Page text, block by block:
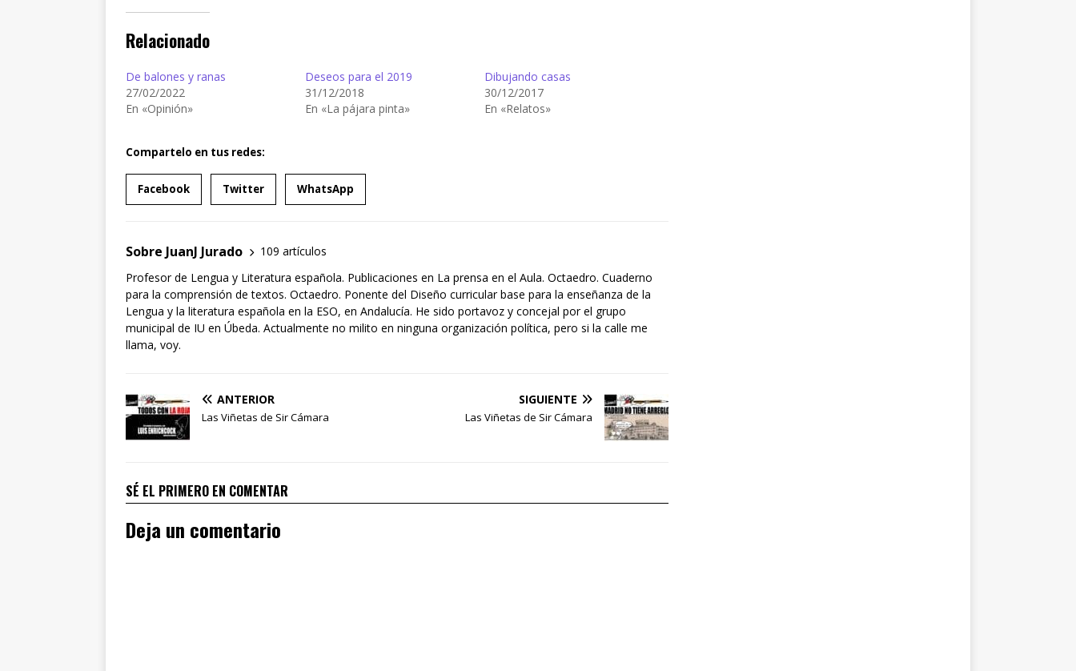
Relacionado
De balones y ranas
27/02/2022
En «Opinión»
Deseos para el 2019
31/12/2018
En «La pájara pinta»
Dibujando casas
30/12/2017
En «Relatos»
Compartelo en tus redes:
Facebook Twitter WhatsApp
Sobre JuanJ Jurado
109 artículos
Profesor de Lengua y Literatura española. Publicaciones en La prensa en el Aula. Octaedro. Cuaderno
para la comprensión de textos. Octaedro. Ponente del Diseño curricular base para la enseñanza de la
Lengua y la literatura española en la ESO, en Andalucía. He sido portavoz y concejal por el grupo
municipal de IU en Úbeda. Actualmente no milito en ninguna organización política, pero si la calle me
llama, voy.
ANTERIOR
Las Viñetas de Sir Cámara
SIGUIENTE
Las Viñetas de Sir Cámara
SÉ EL PRIMERO EN COMENTAR
Deja un comentario